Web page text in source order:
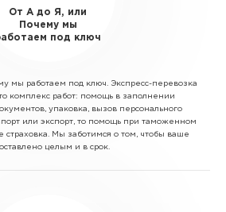
От А до Я, или
Почему мы
под ключ
мы работаем под ключ. Экспресс-перевозка
комплекс работ: помощь в заполнении
упаковка, вызов персонального
или экспорт, то помощь при таможенном
страховка. Мы заботимся о том, чтобы ваше
целым и в срок.